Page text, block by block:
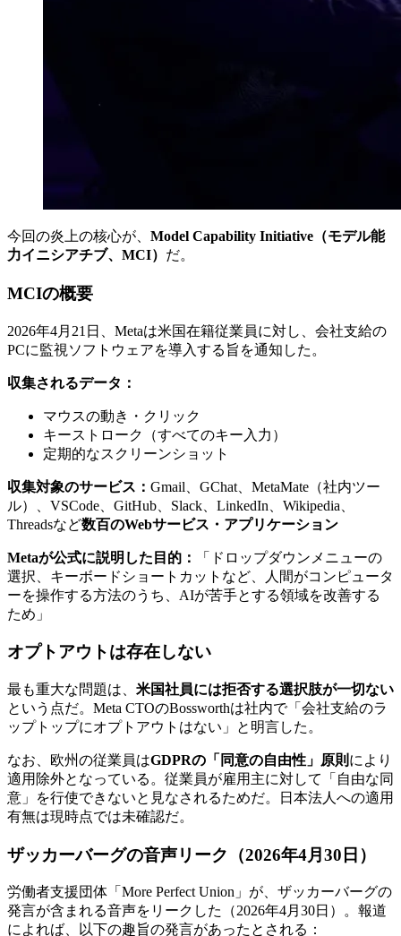
今回の炎上の核心が、 Model Capability Initiative（モデル能
力イニシアチブ、MCI） だ。
MCIの概要
2026年4月21日、Metaは米国在籍従業員に対し、会社支給の
PCに監視ソフトウェアを導入する旨を通知した。
収集されるデータ：
マウスの動き・クリック
キーストローク（すべてのキー入力）
定期的なスクリーンショット
収集対象のサービス： Gmail、GChat、MetaMate（社内ツー
ル）、VSCode、GitHub、Slack、LinkedIn、Wikipedia、
Threadsなど数百のWebサービス・アプリケーション
Metaが公式に説明した目的：
「ドロップダウンメニューの
選択、キーボードショートカットなど、人間がコンピュータ
ーを操作する方法のうち、AIが苦手とする領域を改善する
ため」
オプトアウトは存在しない
最も重大な問題は、 米国社員には拒否する選択肢が一切ない
という点だ。Meta CTOのBossworthは社内で「会社支給のラ
ップトップにオプトアウトはない」と明言した。
なお、欧州の従業員はGDPRの「同意の自由性」原則 により
適用除外となっている。従業員が雇用主に対して「自由な同
意」を行使できないと見なされるためだ。日本法人への適用
有無は現時点では未確認だ。
ザッカーバーグの音声リーク（2026年4月30日）
労働者支援団体「More Perfect Union」が、ザッカーバーグの
発言が含まれる音声をリークした（2026年4月30日）。報道
によれば、以下の趣旨の発言があったとされる：